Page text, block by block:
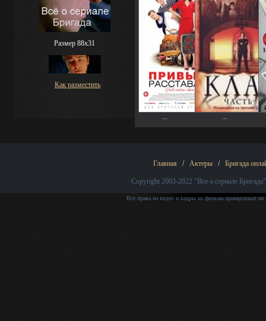
Размер 88х31
Как разместить
Главная / Актеры / Бригада
Copyright 2003-2022 "Все о сериале Бригада"
Все права на видео и кадры из фильма принадлежат